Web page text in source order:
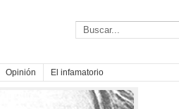
Opinión El infamatorio